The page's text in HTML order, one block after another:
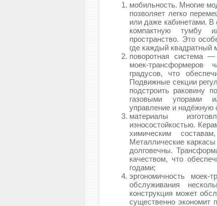
мобильность. Многие
позволяет легко
или даже кабинетами. В
компактную тумбу
пространство. Это
где каждый квадратный
поворотная система
моек-
градусов, что
Подвижные секции
подстроить раковину
газовыми упорами
управление и
материалы
износостойкостью.
химическим
Металлические
долговечны.
качеством, что
годами;
эргономичность моек-
обслуживания
конструкция может
существенно экономит